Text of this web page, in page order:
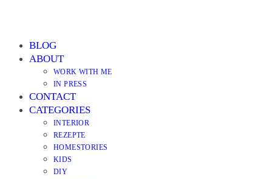
BLOG
ABOUT
WORK WITH ME
IN PRESS
CONTACT
CATEGORIES
INTERIOR
REZEPTE
HOMESTORIES
KIDS
DIY